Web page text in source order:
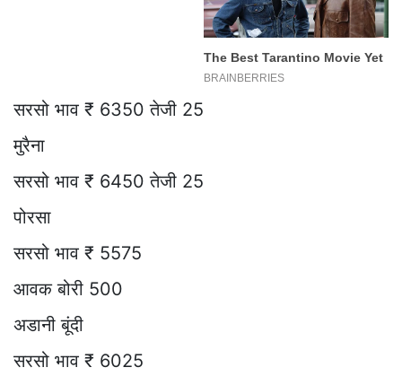
सरसो भाव ₹ 6350 तेजी 25
मुरैना
सरसो भाव ₹ 6450 तेजी 25
पोरसा
सरसो भाव ₹ 5575
आवक बोरी 500
अडानी बूंदी
सरसो भाव ₹ 6025